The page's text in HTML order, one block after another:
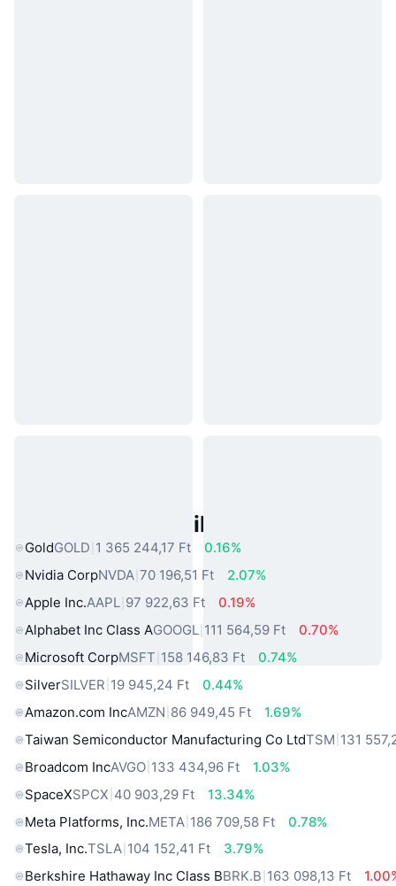
Népszerű Való Világbeli Eszközök
GoldGOLD 1 365 244,17 Ft
0.16%
Nvidia CorpNVDA 70 196,51 Ft
2.07%
Apple Inc.AAPL 97 922,63 Ft
0.19%
Alphabet Inc Class AGOOGL 111 564,59 Ft
0.70%
Microsoft CorpMSFT 158 146,83 Ft
0.74%
SilverSILVER 19 945,24 Ft
0.44%
Amazon.com IncAMZN 86 949,45 Ft
1.69%
Taiwan Semiconductor Manufacturing Co LtdTSM 131
Broadcom IncAVGO 133 434,96 Ft
1.03%
SpaceXSPCX 40 903,29 Ft
13.34%
Meta Platforms, Inc.META 186 709,58 Ft
0.78%
Tesla, Inc.TSLA 104 152,41 Ft
3.79%
Berkshire Hathaway Inc Class BBRK.B 163 098,13 Ft